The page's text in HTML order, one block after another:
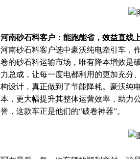
河南砂石料客户：能跑能省，效益直线
河南砂石料客户选中豪沃纯电牵引车，
卷的砂石料运输市场，唯有降本增效是
力总成，让每一度电都利用的更加充分
构设计，真正做到了节能降耗。豪沃纯
本，更大幅提升其整体运营效率，助力
誉，这款车正是他们的“破卷神器”。